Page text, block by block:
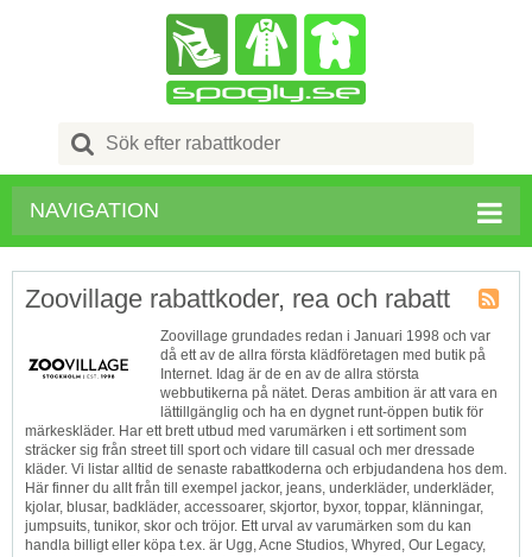
Search
for:
NAVIGATION
RSS
Zoovillage rabattkoder, rea och rabatt
Zoovillage grundades redan i Januari 1998 och var
då ett av de allra första klädföretagen med butik på
Internet. Idag är de en av de allra största
webbutikerna på nätet. Deras ambition är att vara en
lättillgänglig och ha en dygnet runt-öppen butik för
märkeskläder. Har ett brett utbud med varumärken i ett sortiment som
sträcker sig från street till sport och vidare till casual och mer dressade
kläder. Vi listar alltid de senaste rabattkoderna och erbjudandena hos dem.
Här finner du allt från till exempel jackor, jeans, underkläder, underkläder,
kjolar, blusar, badkläder, accessoarer, skjortor, byxor, toppar, klänningar,
jumpsuits, tunikor, skor och tröjor. Ett urval av varumärken som du kan
handla billigt eller köpa t.ex. är Ugg, Acne Studios, Whyred, Our Legacy,